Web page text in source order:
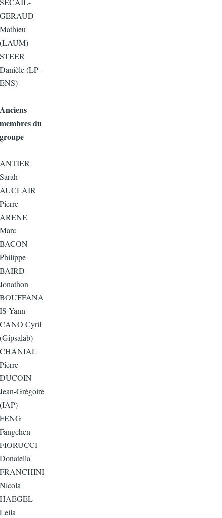
SECAIL-
GERAUD
Mathieu
(LAUM)
STEER
Danièle (LP-
ENS)
Anciens
membres du
groupe
ANTIER
Sarah
AUCLAIR
Pierre
ARENE
Marc
BACON
Philippe
BAIRD
Jonathon
BOUFFANA
IS Yann
CANO Cyril
(Gipsalab)
CHANIAL
Pierre
DUCOIN
Jean-Grégoire
(IAP)
FENG
Fangchen
FIORUCCI
Donatella
FRANCHINI
Nicola
HAEGEL
Leila